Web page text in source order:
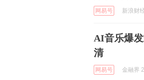
网易号 新浪财
AI音乐爆
清
网易号 金融界